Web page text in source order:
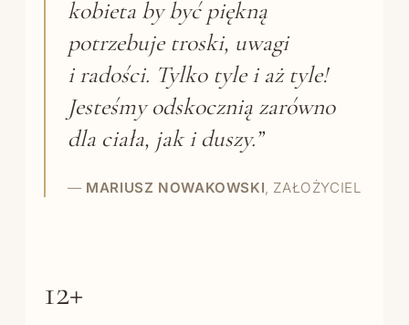
kobieta by być piękną
potrzebuje troski, uwagi
i radości. Tylko tyle i aż tyle!
Jesteśmy odskocznią zarówno
dla ciała, jak i duszy.”
— MARIUSZ NOWAKOWSKI , ZAŁOŻYCIEL
12+